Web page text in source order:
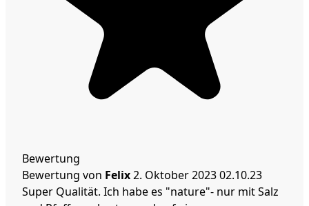
Bewertung
Bewertung von Felix2. Oktober 202302.10.23
Super Qualität. Ich habe es "nature"- nur mit Salz